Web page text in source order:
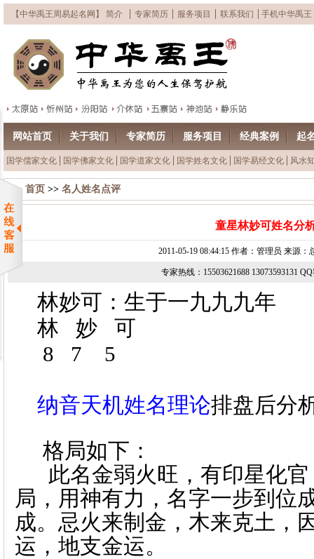
【中华禹王周易起名网】 简介 专家简历 服务项目 联系我们 手机中华禹王
网站首页 关于我们 专家简历 服务项目 经典案例 起
国学儒家文化 国学佛家文化 国学道家文化 国学姓名文化 国学易经文化 风水
首页>> 名人姓名点评
童星林妙可姓名分
2011-05-19 08:44:15 作者：管理员 来源：
专家热线：15503621688 13073593131
林妙可：生于一九九九年
林
妙
可
8 7
5
纳音天机姓名理论排盘后分
格局如下：
此名金弱火旺，有印星化
局，用神有力，名字一步到位
成。忌火来制金，木来克土，
运，地支金运。